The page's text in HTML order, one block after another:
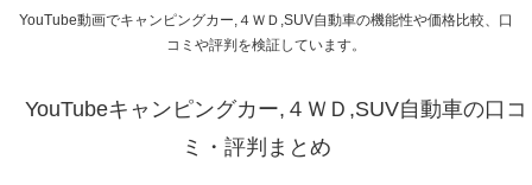
YouTube動画でキャンピングカー,４ＷＤ,SUV自動車の機能性や価格比較、口
コミや評判を検証しています。
YouTubeキャンピングカー,４ＷＤ,SUV自動車の口コ
ミ・評判まとめ